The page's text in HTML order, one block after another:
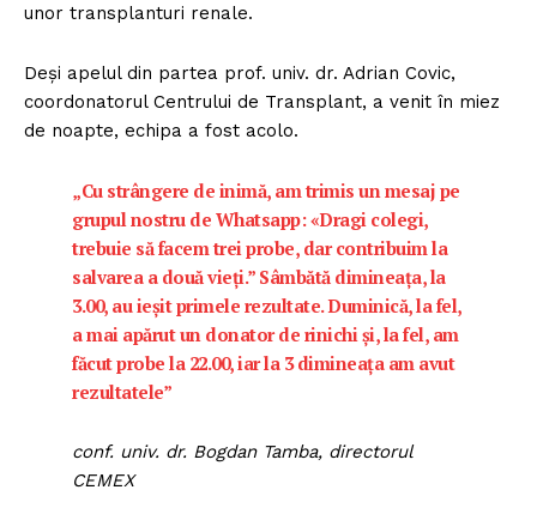
unor transplanturi renale.
Deși apelul din partea prof. univ. dr. Adrian Covic,
coordonatorul Centrului de Transplant, a venit în miez
de noapte, echipa a fost acolo.
„Cu strângere de inimă, am trimis un mesaj pe
grupul nostru de Whatsapp: «Dragi colegi,
trebuie să facem trei probe, dar contribuim la
salvarea a două vieți.” Sâmbătă dimineața, la
3.00, au ieșit primele rezultate. Duminică, la fel,
a mai apărut un donator de rinichi și, la fel, am
făcut probe la 22.00, iar la 3 dimineața am avut
rezultatele”
conf. univ. dr. Bogdan Tamba, directorul
CEMEX